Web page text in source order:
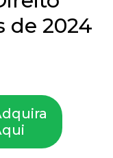
de 2024